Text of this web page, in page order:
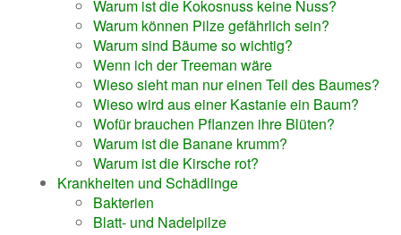
Warum ist die Kokosnuss keine Nuss?
Warum können Pilze gefährlich sein?
Warum sind Bäume so wichtig?
Wenn ich der Treeman wäre
Wieso sieht man nur einen Teil des Baumes?
Wieso wird aus einer Kastanie ein Baum?
Wofür brauchen Pflanzen ihre Blüten?
Warum ist die Banane krumm?
Warum ist die Kirsche rot?
Krankheiten und Schädlinge
Bakterien
Blatt- und Nadelpilze